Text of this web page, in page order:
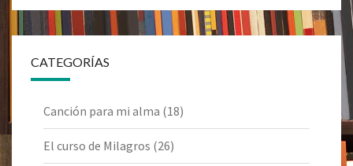
CATEGORÍAS
Canción para mi alma (18)
El curso de Milagros (26)